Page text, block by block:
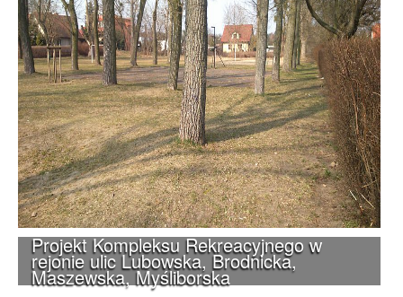
Projekt Kompleksu Rekreacyjnego w
rejonie ulic Lubowska, Brodnicka,
Maszewska, Myśliborska